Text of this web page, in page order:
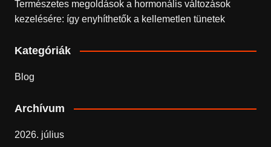
Természetes megoldások a hormonális változások
kezelésére: így enyhíthetők a kellemetlen tünetek
Kategóriák
Blog
Archívum
2026. július